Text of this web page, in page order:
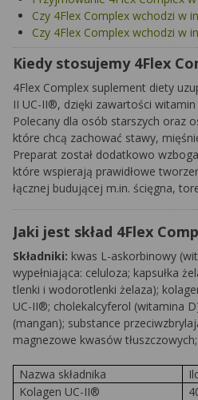
Czy 4Flex Complex wchodzi w
Czy 4Flex Complex wchodzi w
Kiedy stosujemy 4Flex
4Flex Complex suplement diety
II UC-II®, dzięki zawartości
Polecany dla osób starszych oraz
które chcą zachować stawy,
Preparat został dodatkowo
które wspierają prawidłowe
łącznej budującej m.in. ścięgna,
Jaki jest skład 4Flex
Składniki: kwas L-askorbinowy
wypełniająca: celuloza; kapsułka
tlenki i wodorotlenki żelaza);
UC-II®; cholekalcyferol (witamina
(mangan); substance
magnezowe kwasów
Nazwa składnika
Kolagen UC-II®